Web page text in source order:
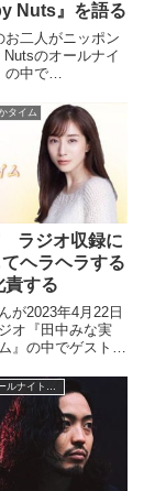
Nuts』を語る
お二人がニッポン
のオールナイ
の中で
紹介していまし
タイム
ラジオ収録に
ヘラヘラする
責する
が2023年4月22日
オ『田中みな実
』の中でゲストの
た挙げ句、ヘラ
とを叱責していま
Creepy Nutsのオールナイトニッポン0